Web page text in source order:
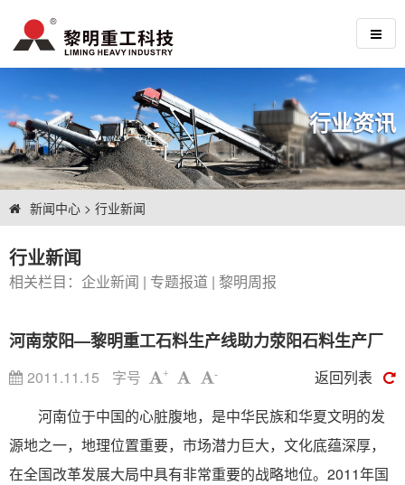
行业资讯
新闻中心 > 行业新闻
行业新闻
相关栏目： 企业新闻 | 专题报道 | 黎明周报
河南荥阳—黎明重工石料生产线助力荥阳石料生产厂
2011.11.15 字号 + -
返回列表
河南位于中国的心脏腹地，是中华民族和华夏文明的发
源地之一，地理位置重要，市场潜力巨大，文化底蕴深厚，
在全国改革发展大局中具有非常重要的战略地位。2011年国